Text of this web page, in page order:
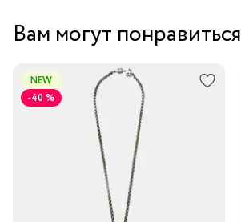
Вам могут понравиться
NEW
-40 %